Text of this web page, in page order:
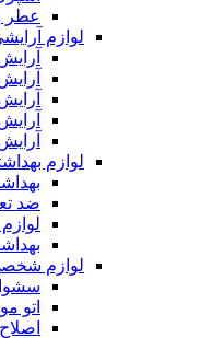
عطر
لوازم
لوازم
ضد
لوازم
اتو